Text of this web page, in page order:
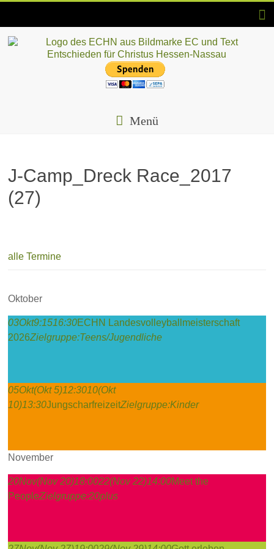
Menü
J-Camp_Dreck Race_2017
(27)
alle Termine
Oktober
03Okt9:1516:30ECHN Landesvolleyballmeisterschaft
2026Zielgruppe:Teens/Jugendliche
05Okt(Okt 5)12:3010(Okt
10)13:30JungscharfreizeitZielgruppe:Kinder
November
20Nov(Nov 20)18:0022(Nov 22)14:00Meet the
PeopleZielgruppe:20plus